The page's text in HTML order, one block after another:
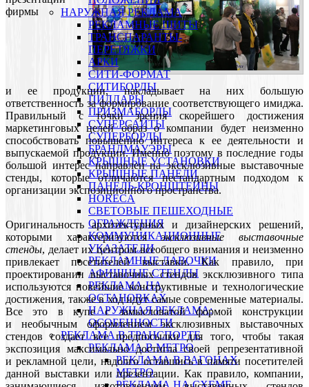
НАРУЖНАЯ РЕКЛАМА
РЕКЛАМНЫЕ ЩИТЫ
ТРАНСПАРАНТЫ-
ПЕРЕТЯЖКИ
АРКИ
СИТИ-ФОРМАТ
СИТИБОРДЫ
ПИЛЛАРЫ
ПРИЗМАБОРДЫ
СУПЕРСАЙТЫ
СУПЕРБОРДЫ
БРАНДМАУЭРЫ
КРЫШНЫЕ УСТАНОВКИ
КРЫШНЫЕ ПАНЕЛИ
ПАНЕЛЬ-КРОНШТЕЙНЫ
HORECA
СВЕТОВЫЕ ПЕШЕХОДНЫЕ
ОГРАЖДЕНИЯ
КОММУНИКАЦИОННЫЕ
УКАЗАТЕЛИ
РЕКЛАМНЫЕ ЛАВОЧКИ
АФИШНЫЕ СТЕНДЫ
РЕКЛАМА НА
ОСТАНОВКАХ
НАРУЖНАЯ РЕКЛАМА:
ОСОБЕННОСТИ
РЕКЛАМА В ТРАНСПОРТЕ
РЕКЛАМА В МЕТРО
РЕКЛАМА В ВАГОНАХ
МЕТРО
РЕКЛАМА НА СХЕМЕ
фирмы
и ее продукции, накладывает на них большую
ответственность за формирование соответствующего имиджа.
Правильный с точки зрения скорейшего достижения
маркетинговых целей образ о компании будет неизменно
способствовать повышению интереса к ее деятельности и
выпускаемой продукции. Именно поэтому в последние годы
большой интерес направлен на эксклюзивные выставочные
стенды, которые отличаются нестандартным подходом к
организации экспозиционного пространства.
Оригинальность архитектурных и дизайнерских решений,
которыми характеризуютсяэксклюзивные выставочные
стенды, делает их центром всеобщего внимания и неизменно
привлекает посетителей выставки. Как правило, при
проектировании выставочных стендов эксклюзивного типа
используются новейшие конструктивные и технологические
достижения, также в ход идут самые современные материалы.
Все это в купе с замысловатой формой конструкции
и необычным оформлением эксклюзивных выставочных
стендов создает все предпосылки для того, чтобы такая
экспозиция максимально достигла своей репрезентативной
и рекламной цели, надолго оставшись в памяти посетителей
данной выставки или презентации. Как правило, компании,